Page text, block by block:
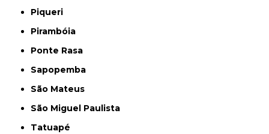
Piqueri
Pirambóia
Ponte Rasa
Sapopemba
São Mateus
São Miguel Paulista
Tatuapé